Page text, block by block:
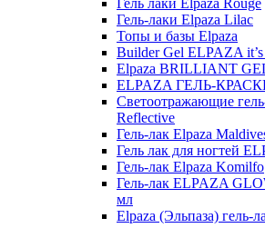
Гель-лаки Elpaza Lilac
Топы и базы Elpaza
Builder Gel ELPAZA
Elpaza BRILLIANT
ELPAZA ГЕЛЬ-
Светоотражающие
Reflective
Гель-лак Elpaza
Гель лак для ногтей
Гель-лак Elpaza Komilfo
Гель-лак ELPAZA
мл
Elpaza (Эльпаза) гель-